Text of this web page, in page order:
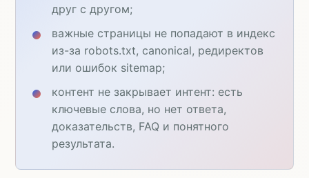
друг с другом;
важные страницы не попадают в индекс
из-за robots.txt, canonical, редиректов
или ошибок sitemap;
контент не закрывает интент: есть
ключевые слова, но нет ответа,
доказательств, FAQ и понятного
результата.